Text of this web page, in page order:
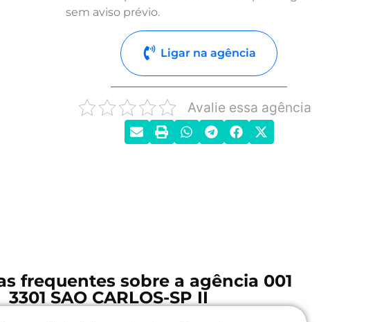
sem aviso prévio.
Ligar na agência
Avalie essa agência
frequentes sobre a agência 001
3301 SAO CARLOS-SP II